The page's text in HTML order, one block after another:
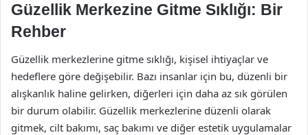
Güzellik Merkezine Gitme Sıklığı: Bir
Rehber
Güzellik merkezlerine gitme sıklığı, kişisel ihtiyaçlar ve
hedeflere göre değişebilir. Bazı insanlar için bu, düzenli bir
alışkanlık haline gelirken, diğerleri için daha az sık görülen
bir durum olabilir. Güzellik merkezlerine düzenli olarak
gitmek, cilt bakımı, saç bakımı ve diğer estetik uygulamalar